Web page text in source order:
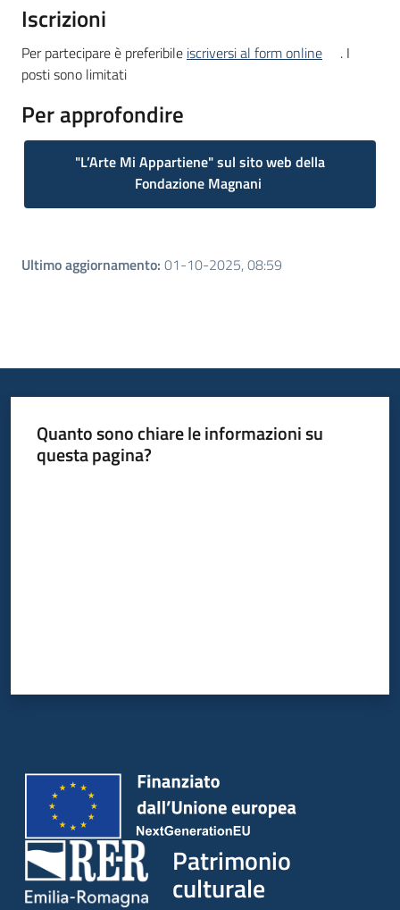
Iscrizioni
Per partecipare è preferibile iscriversi al form online
. I
posti sono limitati
Per approfondire
"L’Arte Mi Appartiene" sul sito web della
Fondazione Magnani
Ultimo aggiornamento: 01-10-2025, 08:59
Quanto sono chiare le informazioni su
questa pagina?
Patrimonio
culturale